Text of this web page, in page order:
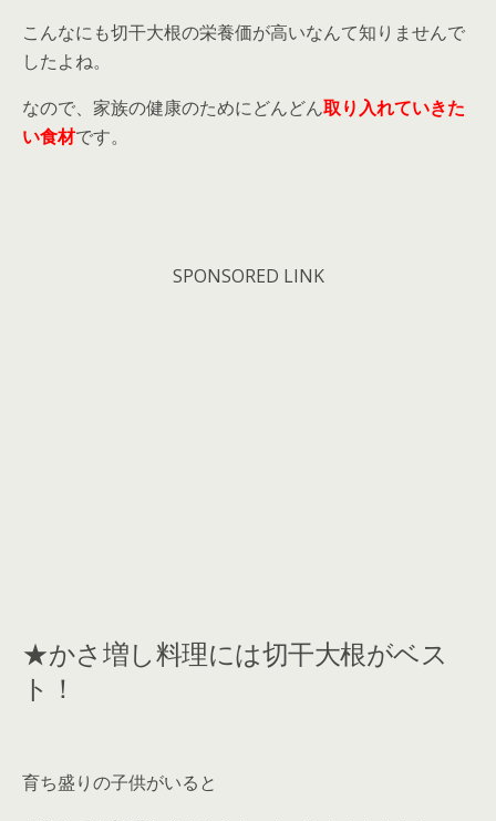
こんなにも切干大根の栄養価が高いなんて知りませんで
したよね。
なので、家族の健康のためにどんどん取り入れていきた
い食材です。
SPONSORED LINK
★かさ増し料理には切干大根がベス
ト！
育ち盛りの子供がいると